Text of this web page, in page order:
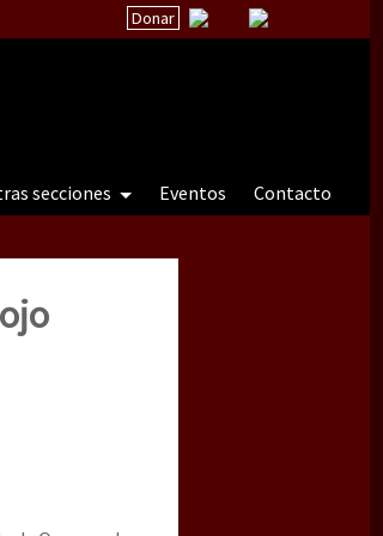
Donar
secciones Eventos
Contacto
e a natureza sob cerco)